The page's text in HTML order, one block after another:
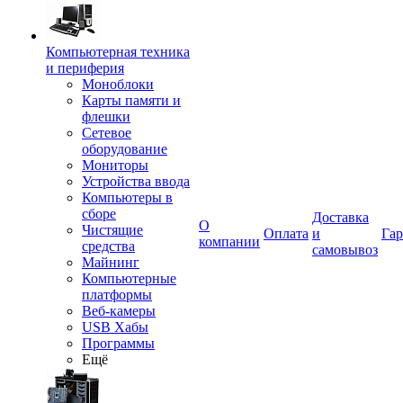
Компьютерная техника
и периферия
Моноблоки
Карты памяти и
флешки
Сетевое
оборудование
Мониторы
Устройства ввода
Компьютеры в
сборе
Чистящие
средства
Майнинг
Компьютерные
платформы
Веб-камеры
USB Хабы
Программы
Ещё
О
компании
Оплата
Доставка
и
самовывоз